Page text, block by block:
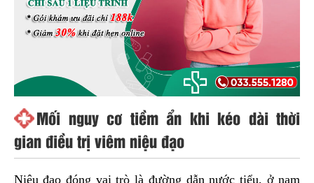
Mối nguy cơ tiềm ẩn khi kéo dài thời
gian điều trị viêm niệu đạo
Niệu đạo đóng vai trò là đường dẫn nước tiểu, ở nam